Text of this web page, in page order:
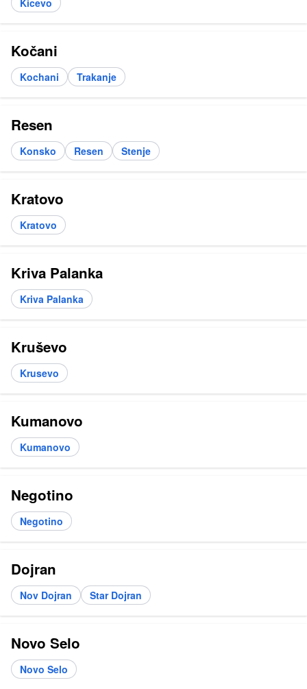
Kočani
Kochani Trakanje
Resen
Konsko Resen Stenje
Kratovo
Kratovo
Kriva Palanka
Kriva Palanka
Kruševo
Krusevo
Kumanovo
Kumanovo
Negotino
Negotino
Dojran
Nov Dojran Star Dojran
Novo Selo
Novo Selo